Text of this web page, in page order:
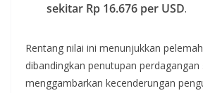
sekitar Rp 16.676 per USD.
Rentang nilai ini menunjukkan
dibandingkan penutupan
menggambarkan kecenderungan